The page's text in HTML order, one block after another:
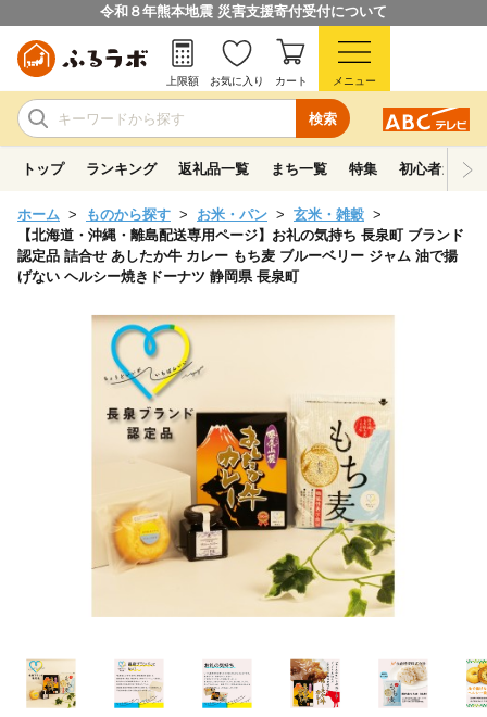
令和８年熊本地震 災害支援寄付受付について
検索
上限額 お気に入り カート メニュー
トップ ランキング 返礼品一覧 まち一覧 特集 初心者ガイド
ホーム ものから探す お米・パン
玄米・雑穀
【北海道・沖縄・離島配送専用ページ】お礼の気持ち 長泉町 ブランド
認定品 詰合せ あしたか牛 カレー もち麦 ブルーベリー ジャム 油で揚
げない ヘルシー焼きドーナツ 静岡県 長泉町